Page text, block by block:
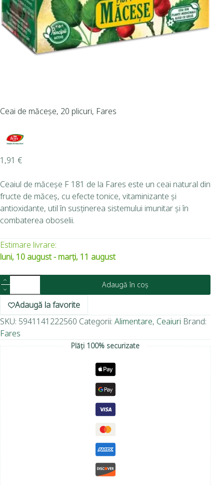
Ceai de măceșe, 20 plicuri, Fares
1,91 €
Ceaiul de măceșe F 181 de la Fares este un ceai natural din
fructe de măceș, cu efecte tonice, vitaminizante și
antioxidante, util în susținerea sistemului imunitar și în
combaterea oboselii.
Estimare livrare:
luni, 10 august - marți, 11 august
Adaugă în coș
Adaugă la favorite
SKU: 5941141222560 Categorii: Alimentare, Ceaiuri Brand:
Fares
Plăți 100% securizate